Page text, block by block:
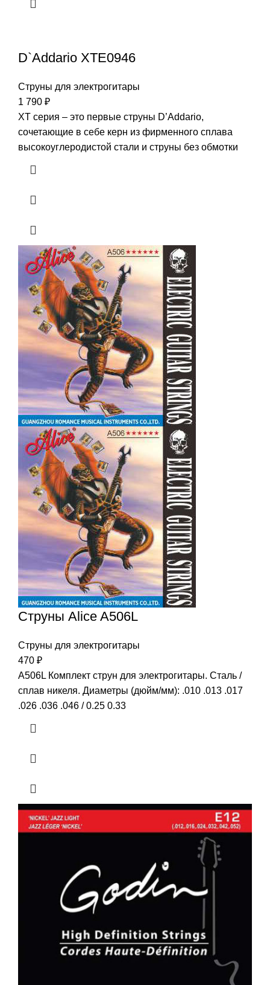
D`Addario XTE0946
Струны для электрогитары
1 790 ₽
XT серия – это первые струны D’Addario,
сочетающие в себе керн из фирменного сплава
высокоуглеродистой стали и струны без обмотки
Струны Alice A506L
Струны для электрогитары
470 ₽
A506L Комплект струн для электрогитары. Сталь /
сплав никеля. Диаметры (дюйм/мм): .010 .013 .017
.026 .036 .046 / 0.25 0.33